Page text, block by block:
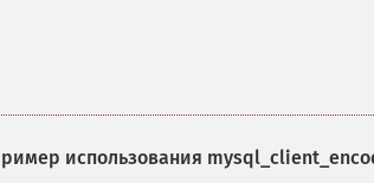
использования